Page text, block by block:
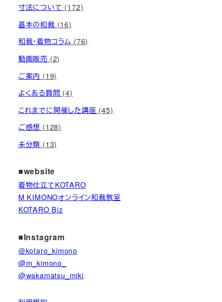
寸法について (172)
基本の和裁 (16)
和裁・着物コラム (76)
動画販売 (2)
ご案内 (19)
よくある質問 (4)
これまでに開催した講座 (45)
ご感想 (128)
未分類 (13)
■website
着物仕立てKOTARO
M KIMONOオンライン和裁教室
KOTARO Biz
■Instagram
＠kotaro_kimono
@m_kimono_
@wakamatsu_miki